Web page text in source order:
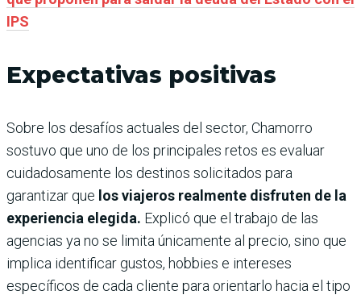
IPS
Expectativas positivas
Sobre los desafíos actuales del sector, Chamorro
sostuvo que uno de los principales retos es evaluar
cuidadosamente los destinos solicitados para
garantizar que los viajeros realmente disfruten de la
experiencia elegida. Explicó que el trabajo de las
agencias ya no se limita únicamente al precio, sino que
implica identificar gustos, hobbies e intereses
específicos de cada cliente para orientarlo hacia el tipo